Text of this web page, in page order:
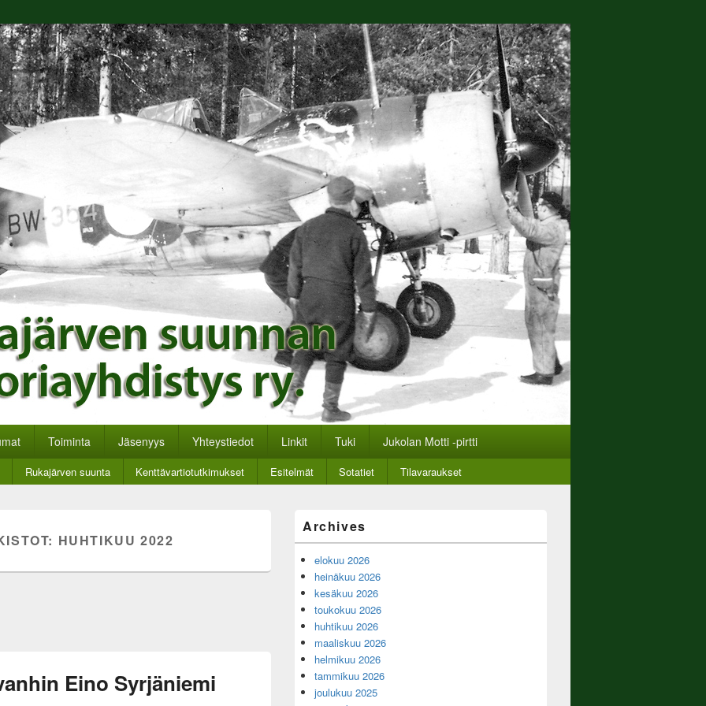
historiayhdistys
Toiminta Jäsenyys Yhteystiedot Linkit Tuki Jukolan Motti -pirtti
Rukajärven suunta Kenttävartiotutkimukset Esitelmät Sotatiet Tilavaraukset
HUHTIKUU 2022
Eino Syrjäniemi
Sidebar
Area
Archives
elokuu 2026
heinäkuu 2026
kesäkuu 2026
toukokuu 2026
huhtikuu 2026
maaliskuu 2026
helmikuu 2026
tammikuu 2026
joulukuu 2025